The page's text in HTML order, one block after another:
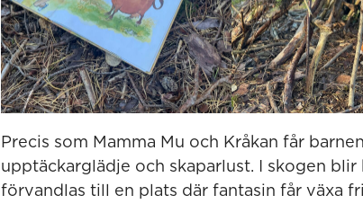
Precis som Mamma Mu och Kråkan får
upptäckarglädje och skaparlust. I skogen
förvandlas till en plats där fantasin får växa